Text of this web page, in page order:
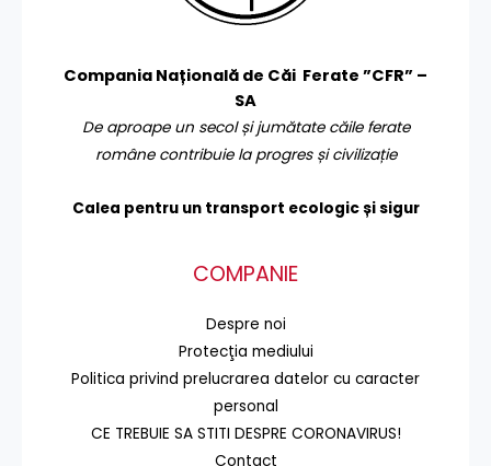
Compania Națională de Căi Ferate ”CFR” –
SA
De aproape un secol și jumătate căile ferate
române contribuie la progres și civilizație
Calea pentru un transport ecologic și sigur
COMPANIE
Despre noi
Protecţia mediului
Politica privind prelucrarea datelor cu caracter
personal
CE TREBUIE SA STITI DESPRE CORONAVIRUS!
Contact